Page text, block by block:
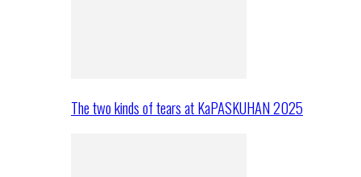
The two kinds of tears at KaPASKUHAN 2025